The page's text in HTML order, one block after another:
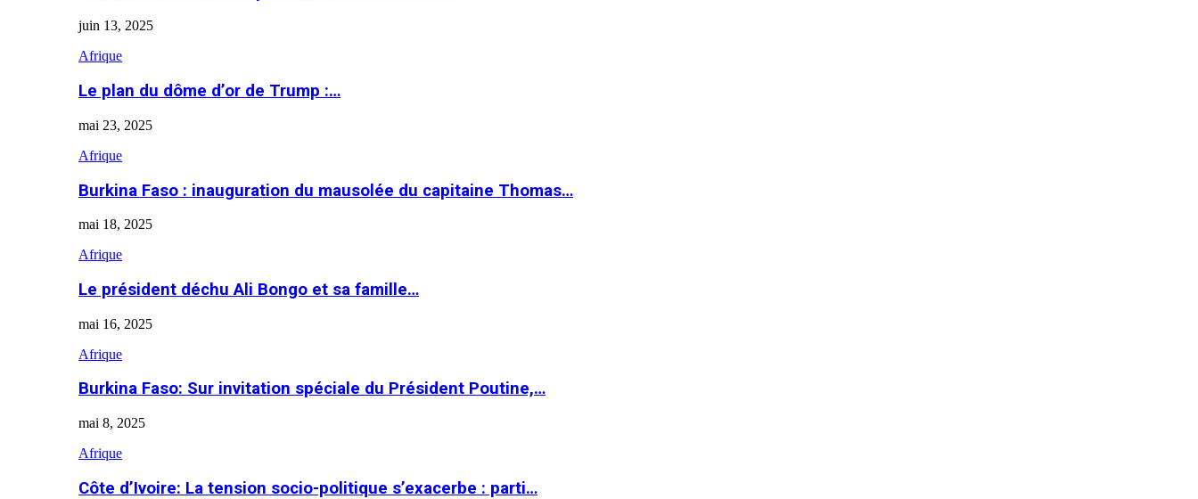
juin 13, 2025
Afrique
Le plan du dôme d’or de Trump :…
mai 23, 2025
Afrique
Burkina Faso : inauguration du mausolée du capitaine Thomas…
mai 18, 2025
Afrique
Le président déchu Ali Bongo et sa famille…
mai 16, 2025
Afrique
Burkina Faso: Sur invitation spéciale du Président Poutine,…
mai 8, 2025
Afrique
Côte d’Ivoire: La tension socio-politique s’exacerbe : parti…